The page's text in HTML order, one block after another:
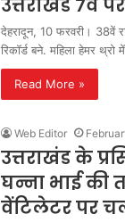
उत्तराखंड 7वें
देहरादून, 10 फरवरी। 38वें
रिकॉर्ड बने. महिला हेमर थ्रो
Read More »
Web Editor
उत्तराखंड के
घन्ना भाई की
वेंटिलेटर पर